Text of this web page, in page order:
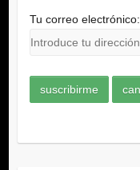
Tu correo electrónico: